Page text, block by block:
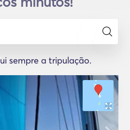
sempre a tripulação.